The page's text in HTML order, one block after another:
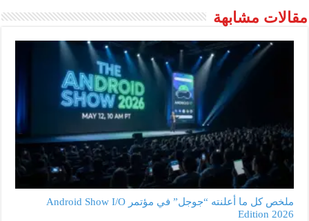
مقالات مشابهة
ملخص كل ما أعلنته “جوجل” في مؤتمر Android Show I/O
Edition 2026